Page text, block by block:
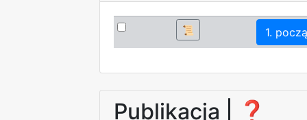
📜 1.
Publikacja | ❓